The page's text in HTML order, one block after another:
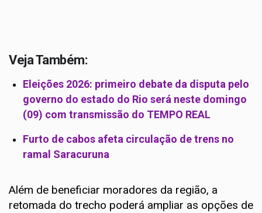
Veja Também:
Eleições 2026: primeiro debate da disputa pelo
governo do estado do Rio será neste domingo
(09) com transmissão do TEMPO REAL
Furto de cabos afeta circulação de trens no
ramal Saracuruna
Além de beneficiar moradores da região, a
retomada do trecho poderá ampliar as opções de